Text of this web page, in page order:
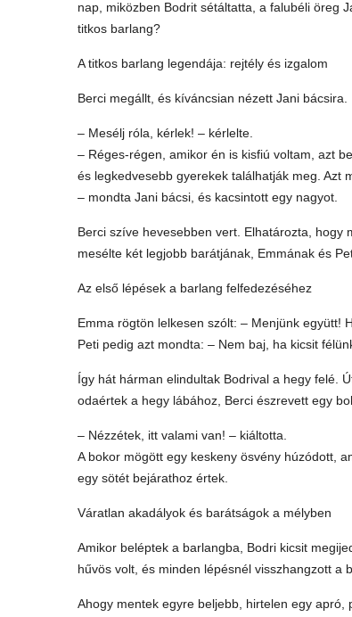
nap, miközben Bodrit sétáltatta, a falubéli öreg
titkos barlang?
A titkos barlang legendája: rejtély és izgalom
Berci megállt, és kíváncsian nézett Jani bácsira.
– Mesélj róla, kérlek! – kérlelte.
– Réges-régen, amikor én is kisfiú voltam, azt
és legkedvesebb gyerekek találhatják meg. Azt
– mondta Jani bácsi, és kacsintott egy nagyot.
Berci szíve hevesebben vert. Elhatározta,
mesélte két legjobb barátjának, Emmának és
Az első lépések a barlang felfedezéséhez
Emma rögtön lelkesen szólt: – Menjünk együtt!
Peti pedig azt mondta: – Nem baj, ha kicsit
Így hát hárman elindultak Bodrival a hegy felé.
odaértek a hegy lábához, Berci észrevett egy
– Nézzétek, itt valami van! – kiáltotta.
A bokor mögött egy keskeny ösvény húzódott,
egy sötét bejárathoz értek.
Váratlan akadályok és barátságok a mélyben
Amikor beléptek a barlangba, Bodri kicsit
hűvös volt, és minden lépésnél visszhangzott a
Ahogy mentek egyre beljebb, hirtelen egy apró,